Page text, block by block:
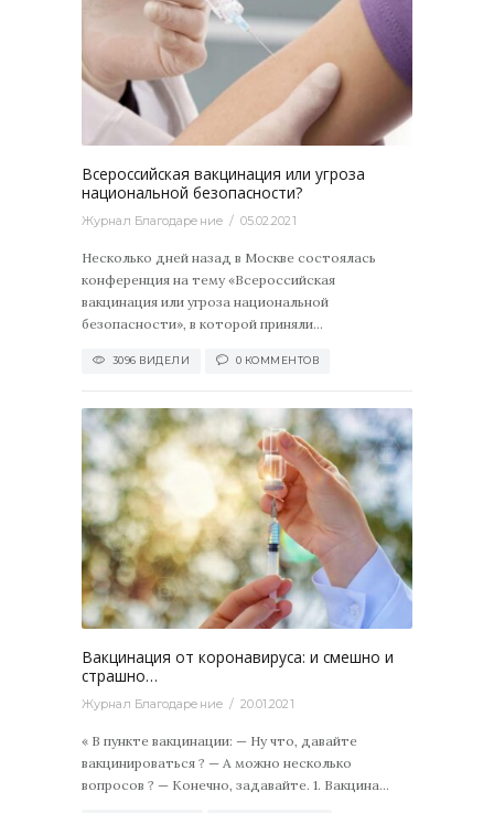
Всероссийская вакцинация или угроза
национальной безопасности?
Журнал Благодарение 05.02.2021
Несколько дней назад в Москве состоялась
конференция на тему «Всероссийская
вакцинация или угроза национальной
безопасности», в которой приняли...
3096 ВИДЕЛИ 0 КОММЕНТОВ
Вакцинация от коронавируса: и смешно и
страшно…
Журнал Благодарение 20.01.2021
« В пункте вакцинации: — Ну что, давайте
вакцинироваться ? — А можно несколько
вопросов ? — Конечно, задавайте. 1. Вакцина...